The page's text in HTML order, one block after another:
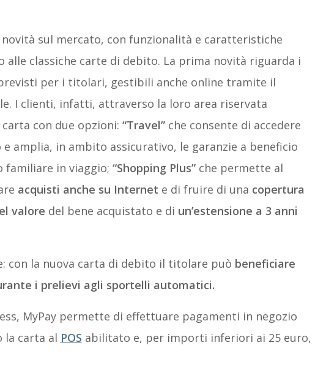
novità sul mercato, con funzionalità e caratteristiche
classiche carte di debito. La prima novità riguarda i
per i titolari, gestibili anche online tramite il
I clienti, infatti, attraverso la loro area riservata
con due opzioni: “Travel”che consente di accedere
amplia, in ambito assicurativo, le garanzie a beneficio
familiare in viaggio; “Shopping Plus”che permette al
acquisti anche su Internet e di fruire di una copertura
valore del bene acquistato e di un’estensione a 3 anni
con la nuova carta di debito il titolare può beneficiare
i prelievi agli sportelli automatici.
MyPay permette di effettuare pagamenti in negozio
la carta al POS abilitato e, per importi inferiori ai 25 euro,